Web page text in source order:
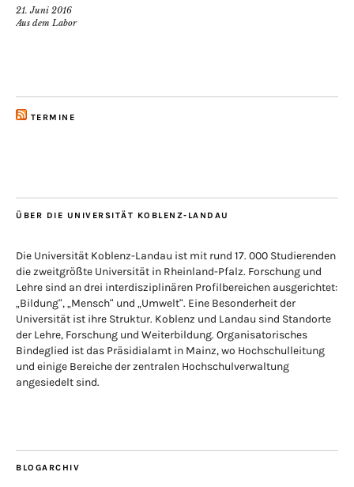
21. Juni 2016
Aus dem Labor
TERMINE
ÜBER DIE UNIVERSITÄT KOBLENZ-LANDAU
Die Universität Koblenz-Landau ist mit rund 17. 000 Studierenden
die zweitgrößte Universität in Rheinland-Pfalz. Forschung und
Lehre sind an drei interdisziplinären Profilbereichen ausgerichtet:
„Bildung“, „Mensch“ und „Umwelt“. Eine Besonderheit der
Universität ist ihre Struktur. Koblenz und Landau sind Standorte
der Lehre, Forschung und Weiterbildung. Organisatorisches
Bindeglied ist das Präsidialamt in Mainz, wo Hochschulleitung
und einige Bereiche der zentralen Hochschulverwaltung
angesiedelt sind.
BLOGARCHIV